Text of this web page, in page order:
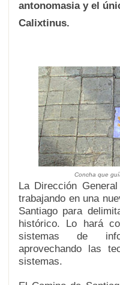
antonomasia y el
Calixtinus.
Concha que
La Dirección
trabajando en una
Santiago para
histórico. Lo hará
sistemas de
aprovechando las
sistemas.